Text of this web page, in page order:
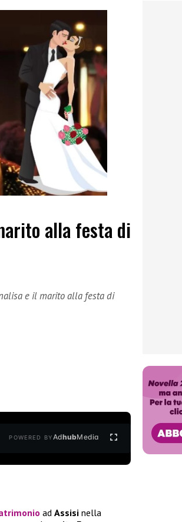
alla festa di
e il marito alla festa di
POWERED BYAdhubMedia
ad Assisi nella